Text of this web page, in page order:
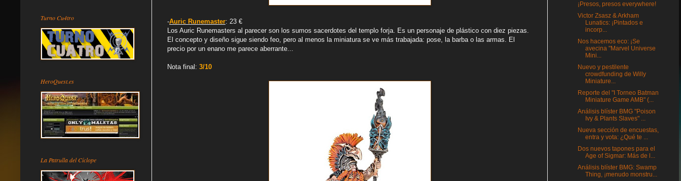
-Auric Runemaster: 23 €
Los Auric Runemasters al parecer son los sumos sacerdotes del templo forja. Es un personaje de plástico con diez piezas.
El concepto y diseño sigue siendo feo, pero al menos la miniatura se ve más trabajada: pose, la barba o las armas. El
precio por un enano me parece aberrante...
Nota final: 3/10
Turno Cu4tro
HeroQuest.es
La Patrulla del Cíclope
¡Presos, presos everywhere!
Victor Zsasz & Arkham
Lunatics: ¡Pintados e
incorp...
Nos hacemos eco: ¡Se
avecina "Marvel Universe
Mini...
Nuevo y pestilente
crowdfunding de Willy
Miniature...
Reporte del "I Torneo Batman
Miniature Game AMB" (...
Análisis blíster BMG "Poison
Ivy & Plants Slaves" ...
Nueva sección de encuestas,
entra y vota: ¿Qué te ...
Dos nuevos tapones para el
Age of Sigmar: Más de l...
Análisis blíster BMG: Swamp
Thing, ¡menudo monstru...